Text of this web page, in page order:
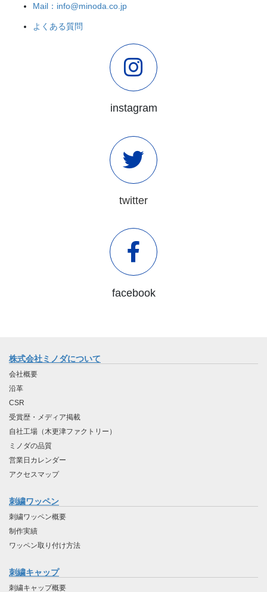
Mail：info@minoda.co.jp
よくある質問
instagram
twitter
facebook
株式会社ミノダについて
会社概要
沿革
CSR
受賞歴・メディア掲載
自社工場（木更津ファクトリー）
ミノダの品質
営業日カレンダー
アクセスマップ
刺繍ワッペン
刺繍ワッペン概要
制作実績
ワッペン取り付け方法
刺繍キャップ
刺繍キャップ概要